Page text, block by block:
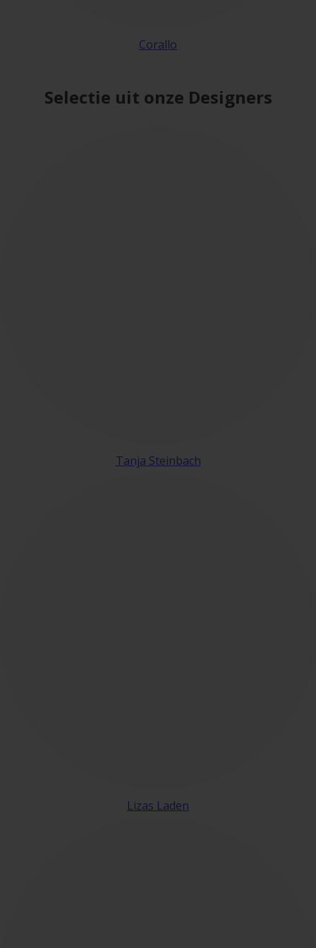
Corallo
Selectie uit onze Designers
Tanja Steinbach
Lizas Laden